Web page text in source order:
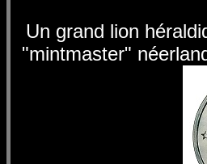
Un grand lion
"mintmaster"